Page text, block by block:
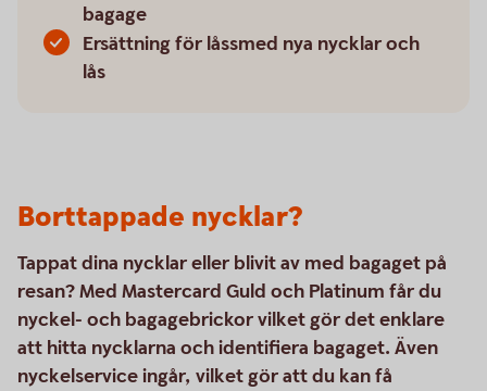
bagage
Ersättning för låssmed nya nycklar och
lås
Borttappade nycklar?
Tappat dina nycklar eller blivit av med bagaget på
resan? Med Mastercard Guld och Platinum får du
nyckel- och bagagebrickor vilket gör det enklare
att hitta nycklarna och identifiera bagaget. Även
nyckelservice ingår, vilket gör att du kan få